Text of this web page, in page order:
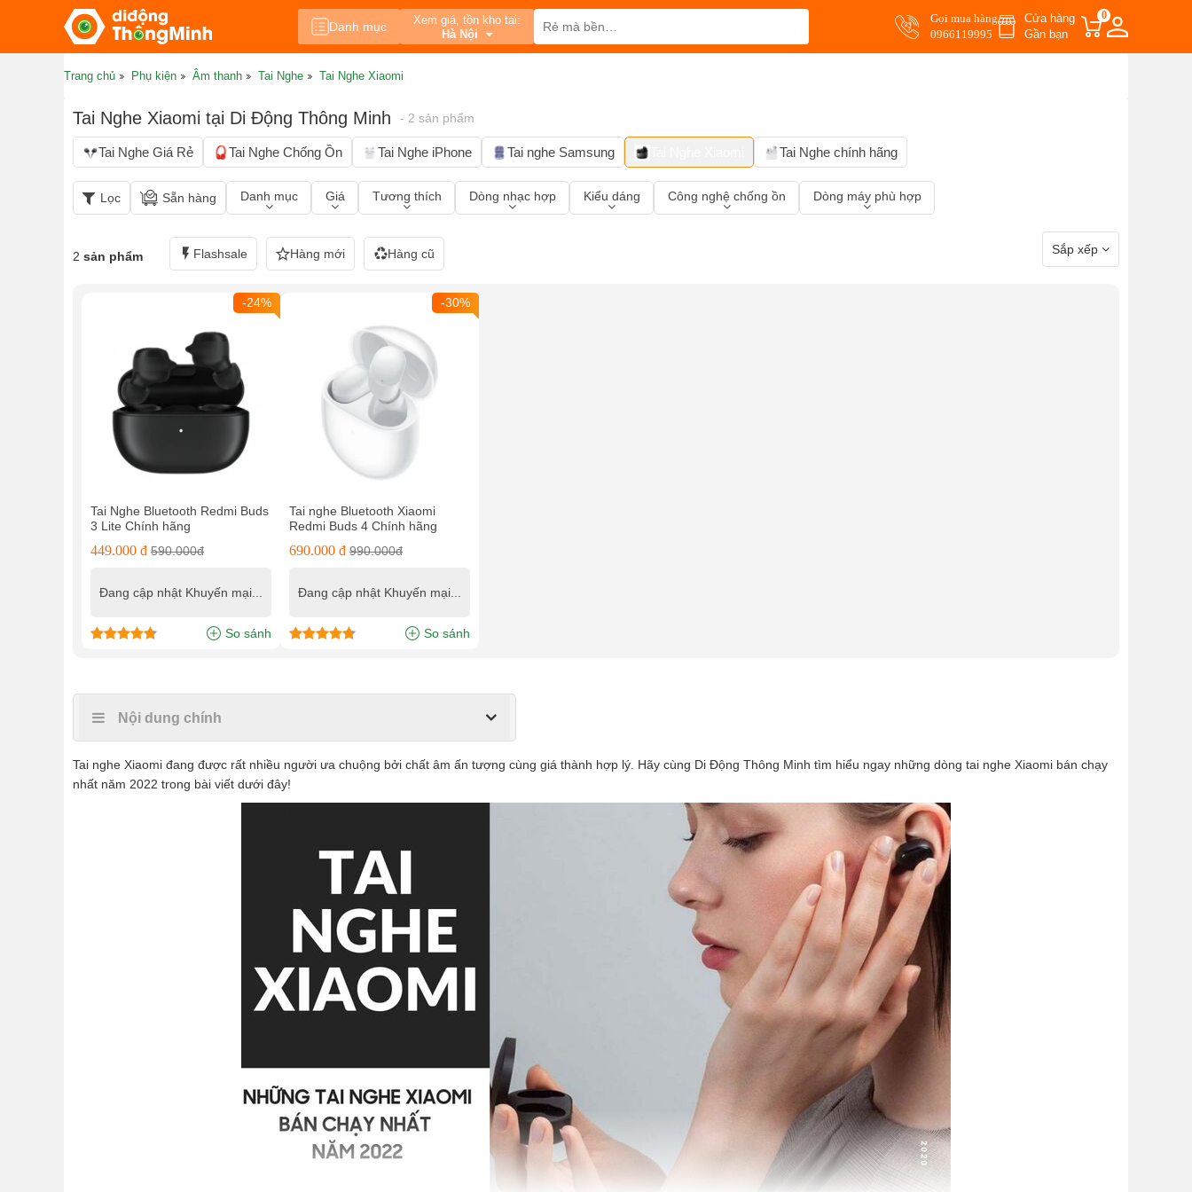
Danh mục
Xem giá, tồn kho tại:
Hà Nội
Gọi mua hàng
0966119995
Cửa hàng
Gần bạn
0
Trang chủ Phụ kiện Âm thanh Tai Nghe Tai Nghe Xiaomi
Tai Nghe Xiaomi tại Di Động Thông Minh - 2 sản phẩm
Tai Nghe Giá Rẻ Tai Nghe Chống Ồn Tai Nghe iPhone Tai nghe Samsung Tai Nghe chính hãng
Lọc Sẵn hàng Danh mục Giá Tương thích Dòng nhạc hợp Kiểu dáng Công nghệ chống ồn Dòng máy phù hợp
2 sản phẩm Flashsale Hàng mới Hàng cũ Sắp xếp
-24%
Tai Nghe Bluetooth Redmi Buds
3 Lite Chính hãng
449.000 đ 590.000đ
Đang cập nhật Khuyến mại...
So sánh
-30%
Tai nghe Bluetooth Xiaomi
Redmi Buds 4 Chính hãng
690.000 đ 990.000đ
Đang cập nhật Khuyến mại...
So sánh
Nội dung chính
Tai nghe Xiaomi đang được rất nhiều người ưa chuộng bởi chất âm ấn tượng cùng giá thành hợp lý. Hãy cùng Di Động Thông Minh tìm hiểu ngay những dòng tai nghe Xiaomi bán chạy
nhất năm 2022 trong bài viết dưới đây!